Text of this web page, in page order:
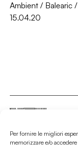
Per fornire le migliori
memorizzare e/o
Ambient / Balearic /
15.04.20
Associazione